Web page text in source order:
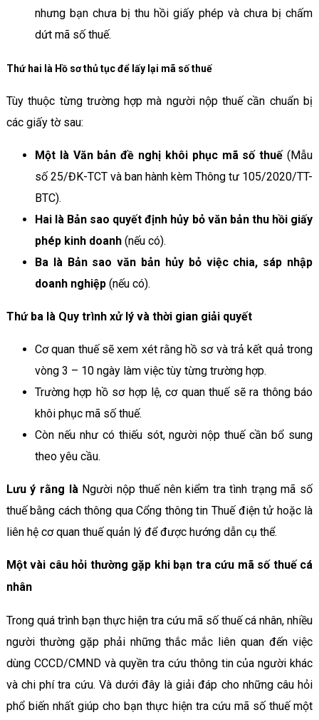
nhưng bạn chưa bị thu hồi giấy phép và chưa bị chấm
dứt mã số thuế.
Thứ hai là Hồ sơ thủ tục để lấy lại mã số thuế
Tùy thuộc từng trường hợp mà người nộp thuế cần chuẩn bị
các giấy tờ sau:
Một là Văn bản đề nghị khôi phục mã số thuế(Mẫu
số 25/ĐK-TCT và ban hành kèm Thông tư 105/2020/TT-
BTC).
Hai là Bản sao quyết định hủy bỏ văn bản thu hồi giấy
phép kinh doanh(nếu có).
Ba là Bản sao văn bản hủy bỏ việc chia, sáp nhập
doanh nghiệp(nếu có).
Thứ ba là Quy trình xử lý và thời gian giải quyết
Cơ quan thuế sẽ xem xét rằng hồ sơ và trả kết quả trong
vòng 3 – 10 ngày làm việc tùy từng trường hợp.
Trường hợp hồ sơ hợp lệ, cơ quan thuế sẽ ra thông báo
khôi phục mã số thuế.
Còn nếu như có thiếu sót, người nộp thuế cần bổ sung
theo yêu cầu.
Lưu ý rằng là Người nộp thuế nên kiểm tra tình trạng mã số
thuế bằng cách thông qua Cổng thông tin Thuế điện tử hoặc là
liên hệ cơ quan thuế quản lý để được hướng dẫn cụ thể.
Một vài câu hỏi thường gặp khi bạn tra cứu mã số thuế cá
nhân
Trong quá trình bạn thực hiện tra cứu mã số thuế cá nhân, nhiều
người thường gặp phải những thắc mắc liên quan đến việc
dùng CCCD/CMND và quyền tra cứu thông tin của người khác
và chi phí tra cứu. Và dưới đây là giải đáp cho những câu hỏi
phổ biến nhất giúp cho bạn thực hiện tra cứu mã số thuế một